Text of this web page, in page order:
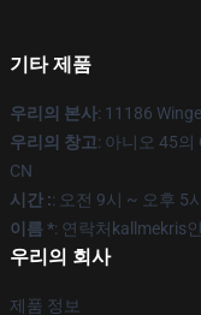
기타 제품
우리의 본사: 11186
우리의 창고: 아니오 45의
CN
시간 :: 오전 9시 ~ 오후 5
이름 *: 연락처kallmekris
우리의 회사
제품 정보